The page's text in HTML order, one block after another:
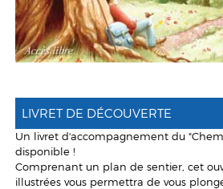
LIVRET DE DÉCOUVERTE
Un livret d'accompagnement du
disponible !
Comprenant un plan de sentier, cet
illustrées vous permettra de vous